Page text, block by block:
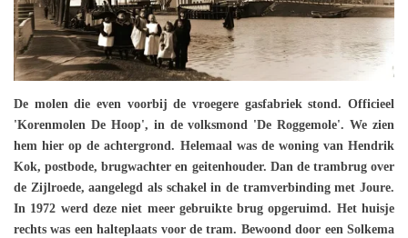
De molen die even voorbij de vroegere gasfabriek stond. Officieel
'Korenmolen De Hoop', in de volksmond 'De Roggemole'. We zien
hem hier op de achtergrond. Helemaal was de woning van Hendrik
Kok, postbode, brugwachter en geitenhouder. Dan de trambrug over
de Zijlroede, aangelegd als schakel in de tramverbinding met Joure.
In 1972 werd deze niet meer gebruikte brug opgeruimd. Het huisje
rechts was een halteplaats voor de tram. Bewoond door een Solkema